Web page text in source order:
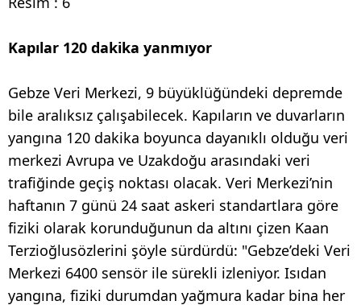
Kapılar 120 dakika yanmıyor
Gebze Veri Merkezi, 9 büyüklüğündeki depremde
bile aralıksız çalışabilecek. Kapıların ve duvarların
yangına 120 dakika boyunca dayanıklı olduğu veri
merkezi Avrupa ve Uzakdoğu arasındaki veri
trafiğinde geçiş noktası olacak. Veri Merkezi’nin
haftanın 7 günü 24 saat askeri standartlara göre
fiziki olarak korunduğunun da altını çizen Kaan
Terzioğlusözlerini şöyle sürdürdü: "Gebze’deki Veri
Merkezi 6400 sensör ile sürekli izleniyor. Isıdan
yangına, fiziki durumdan yağmura kadar bina her